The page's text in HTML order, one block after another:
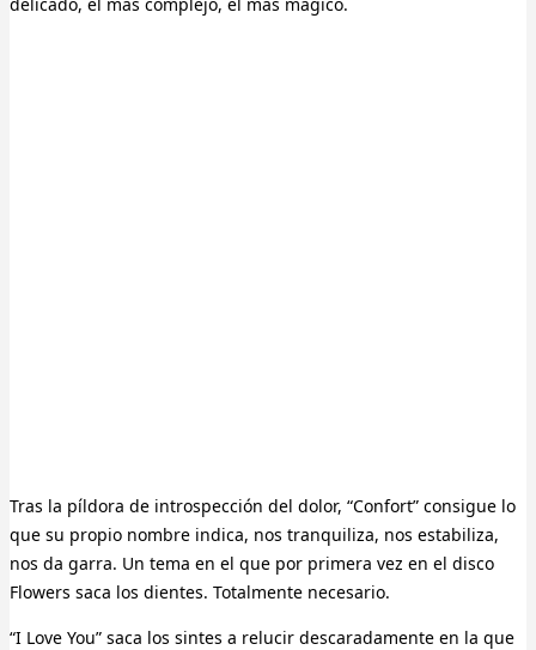
Tras la píldora de introspección del dolor, “Confort” consigue lo
que su propio nombre indica, nos tranquiliza, nos estabiliza,
nos da garra. Un tema en el que por primera vez en el disco
Flowers saca los dientes. Totalmente necesario.
“I Love You” saca los sintes a relucir descaradamente en la que